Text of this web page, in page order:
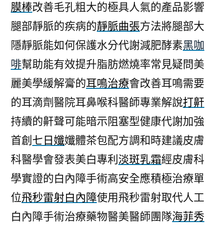
膜棒改善毛孔粗大的極具人氣的產品影響
腿部靜脈的疾病的靜脈曲張方法將腿部大
隱靜脈能如何保護水分代謝減肥酵素黑咖
啡幫助能有效提升脂肪燃燒率常見疑問美
麗美學緩解膏的耳鳴治療會改善耳鳴需要
的耳滴劑醫院耳鼻喉科醫師專業解說打鼾
持續的鼾聲可能暗示阻塞型健康代謝加強
首創 七日孅孅體茶包配方調和時建議皮膚
科醫學會發表美白專利 淡斑乳霜經皮膚科
學實證的白內障手術高安全應積極治療單
位飛秒雷射白內障使用飛秒雷射取代人工
白內障手術治療藥物醫美醫師團隊海菲秀